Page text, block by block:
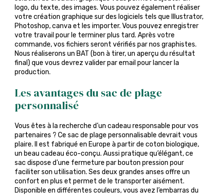
logo, du texte, des images. Vous pouvez également réaliser
votre création graphique sur des logiciels tels que Illustrator,
Photoshop, canva et les importer. Vous pouvez enregistrer
votre travail pour le terminer plus tard. Après votre
commande, vos fichiers seront vérifiés par nos graphistes.
Nous réaliserons un BAT (bon à tirer, un aperçu du résultat
final) que vous devrez valider par email pour lancer la
production.
Les avantages du sac de plage
personnalisé
Vous êtes à la recherche d’un cadeau responsable pour vos
partenaires ? Ce sac de plage personnalisable devrait vous
plaire. Il est fabriqué en Europe à partir de coton biologique,
un beau cadeau éco-conçu. Aussi pratique qu’élégant, ce
sac dispose d’une fermeture par bouton pression pour
faciliter son utilisation. Ses deux grandes anses offre un
confort en plus et permet de le transporter aisément.
Disponible en différentes couleurs, vous avez l’embarras du